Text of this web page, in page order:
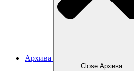
Архива
Close Архива